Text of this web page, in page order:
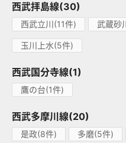
西武拝島線(30)
西武立川(11件) 武蔵砂
玉川上水(5件)
西武国分寺線(1)
鷹の台(1件)
西武多摩川線(20)
是政(8件) 多磨(5件)